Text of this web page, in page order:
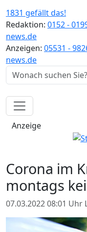
1831 gefällt das!
Redaktion: 0152 -
news.de
Anzeigen: 05531 -
news.de
Anzeige
Corona im
montags
07.03.2022 08:01 Uhr